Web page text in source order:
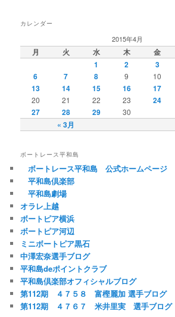
カレンダー
2015年4月
月 火 水 木 金
« 3月
1 2 3
6
7 8 9 10
13 14 15 16 17
20 21 22 23 24
27
28 29 30
ボートレース平和島
ボートレース平和島 公式ホームページ
平和島倶楽部
平和島劇場
オラレ上越
ボートピア横浜
ボートピア河辺
ミニボートピア黒石
中澤宏奈選手ブログ
平和島deポイントクラブ
平和島倶楽部オフィシャルブログ
第112期 ４７５８ 富樫麗加 選手ブログ
第112期 ４７６７ 米井里実 選手ブログ